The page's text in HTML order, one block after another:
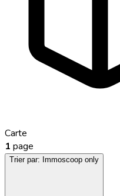
Carte
1 page
Trier par: Immoscoop only